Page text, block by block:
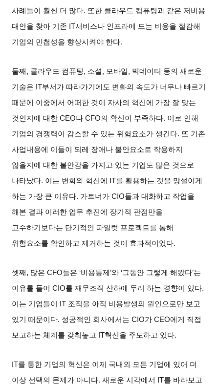
사례들이 훨씬 더 많다. 또한 클라우드 컴퓨팅과 같은 저비용
대안을 찾아 기존 IT서비스나 인프라에 드는 비용을 절감해
기업의 민첩성을 향상시켜야 한다.
둘째 , 클라우드 컴퓨팅, 소셜, 모바일, 빅데이터 등의 새로운
기술은 IT부서가 따라가기에도 변화의 속도가 너무나 빠르기
때문에 이중에서 어떠한 것이 자사의 혁신에 가장 잘 맞는
것인지에 대한 CEO나 CFO의 확신이 부족하다. 이로 인해
기업의 경쟁력이 감소할 수 있는 위험요소가 생긴다. 또 기존
사업내용에 이들이 되레 장애나 불안요소로 작용하지
않을지에 대한 불안감을 가지고 있는 기업도 많은 것으로
나타났다. 이는 변화와 혁신에 IT를 활용하는 것을 망설이게
하는 가장 큰 이유다. 가트너가 CIO들과 대화하고 작업을
해본 결과 이러한 업무 추진에 장기적 관점만을
고수하기보다는 단기적인 파일럿 프로젝트를 통해
위험요소를 확인하고 제거하는 것이 효과적이었다.
셋째 , 많은 CFO들은 ‘비용통제 ’와 ‘그동안 그렇게 해왔다’는
이유를 들어 CIO를 재무조직 산하에 두려 하는 경향이 있다.
이는 기업들이
IT 조직을 아직 비용발생의 원인으로만 보고
있기 때문이다. 성공적인 회사에서는 CIO가 CEO에게 직접
보고하는 체계를 갖춰놓고
IT혁신을 주도하고 있다.
IT를 통한 기업의 혁신은 이제 국내외 모든 기업에 있어 더
이상 선택의 문제가 아니다.새로운 시각에서 IT를 바라보고